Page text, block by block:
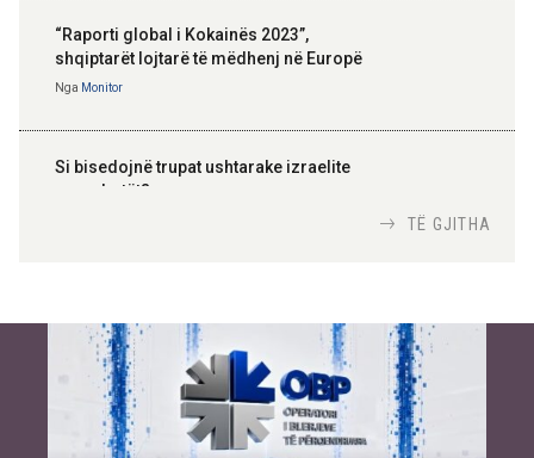
“Raporti global i Kokainës 2023”,
shqiptarët lojtarë të mëdhenj në Europë
Nga Monitor
Si bisedojnë trupat ushtarake izraelite
me robotët?
inteligjente izraelite
Or Shalom
TË GJITHA